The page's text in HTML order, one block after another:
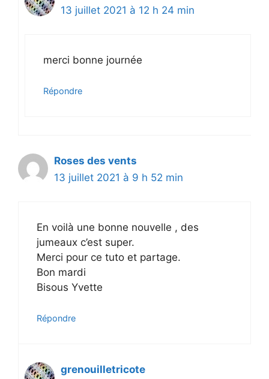
13 juillet 2021 à 12 h 24 min
merci bonne journée
Répondre
Roses des vents
13 juillet 2021 à 9 h 52 min
En voilà une bonne nouvelle , des
jumeaux c’est super.
Merci pour ce tuto et partage.
Bon mardi
Bisous Yvette
Répondre
grenouilletricote